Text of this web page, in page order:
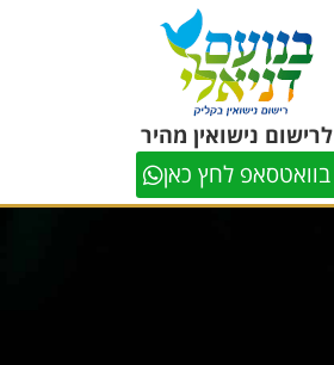
לרישום נישואין מהיר
בוואטסאפ לחץ כאן